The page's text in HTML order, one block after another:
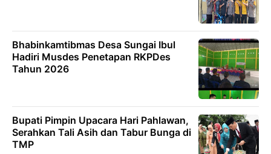
Bhabinkamtibmas Desa Sungai Ibul
Hadiri Musdes Penetapan RKPDes
Tahun 2026
Bupati Pimpin Upacara Hari Pahlawan,
Serahkan Tali Asih dan Tabur Bunga di
TMP